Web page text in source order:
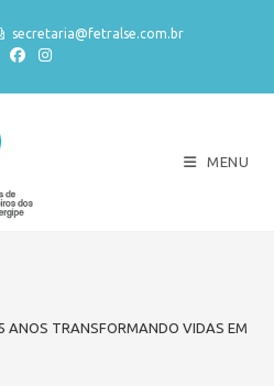
ferramentas
secretaria@fetralse.com.br
MENU
ANOS TRANSFORMANDO VIDAS EM